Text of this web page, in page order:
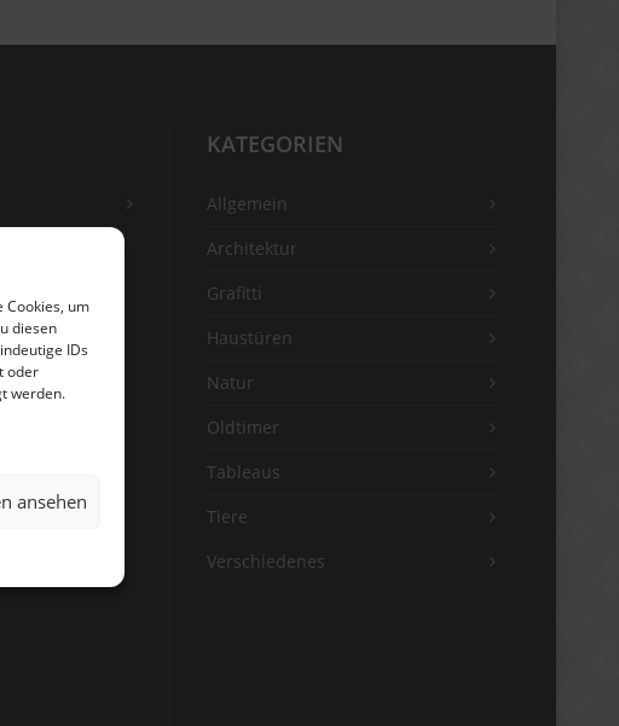
Cookies, um
diesen
IDs
oder
werden.
ansehen
KATEGORIEN
Allgemein
Architektur
Grafitti
Haustüren
Natur
Oldtimer
Tableaus
Tiere
Verschiedenes